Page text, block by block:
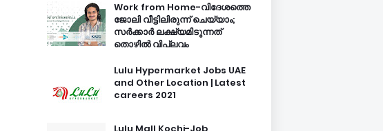
Work from Home-വിദേശത്തെ
ജോലി വീട്ടിലിരുന്ന് ചെയ്യാം;
സർക്കാർ ലക്ഷ്യമിടുന്നത്
തൊഴിൽ വിപ്ലവം
Lulu Hypermarket Jobs UAE
and Other Location | Latest
careers 2021